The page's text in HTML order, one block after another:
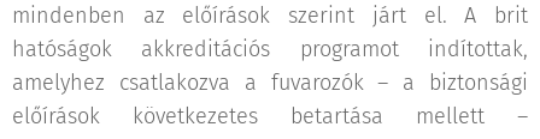
mindenben az előírások szerint járt el. A brit
hatóságok akkreditációs programot indítottak,
amelyhez csatlakozva a fuvarozók – a biztonsági
előírások következetes betartása mellett –